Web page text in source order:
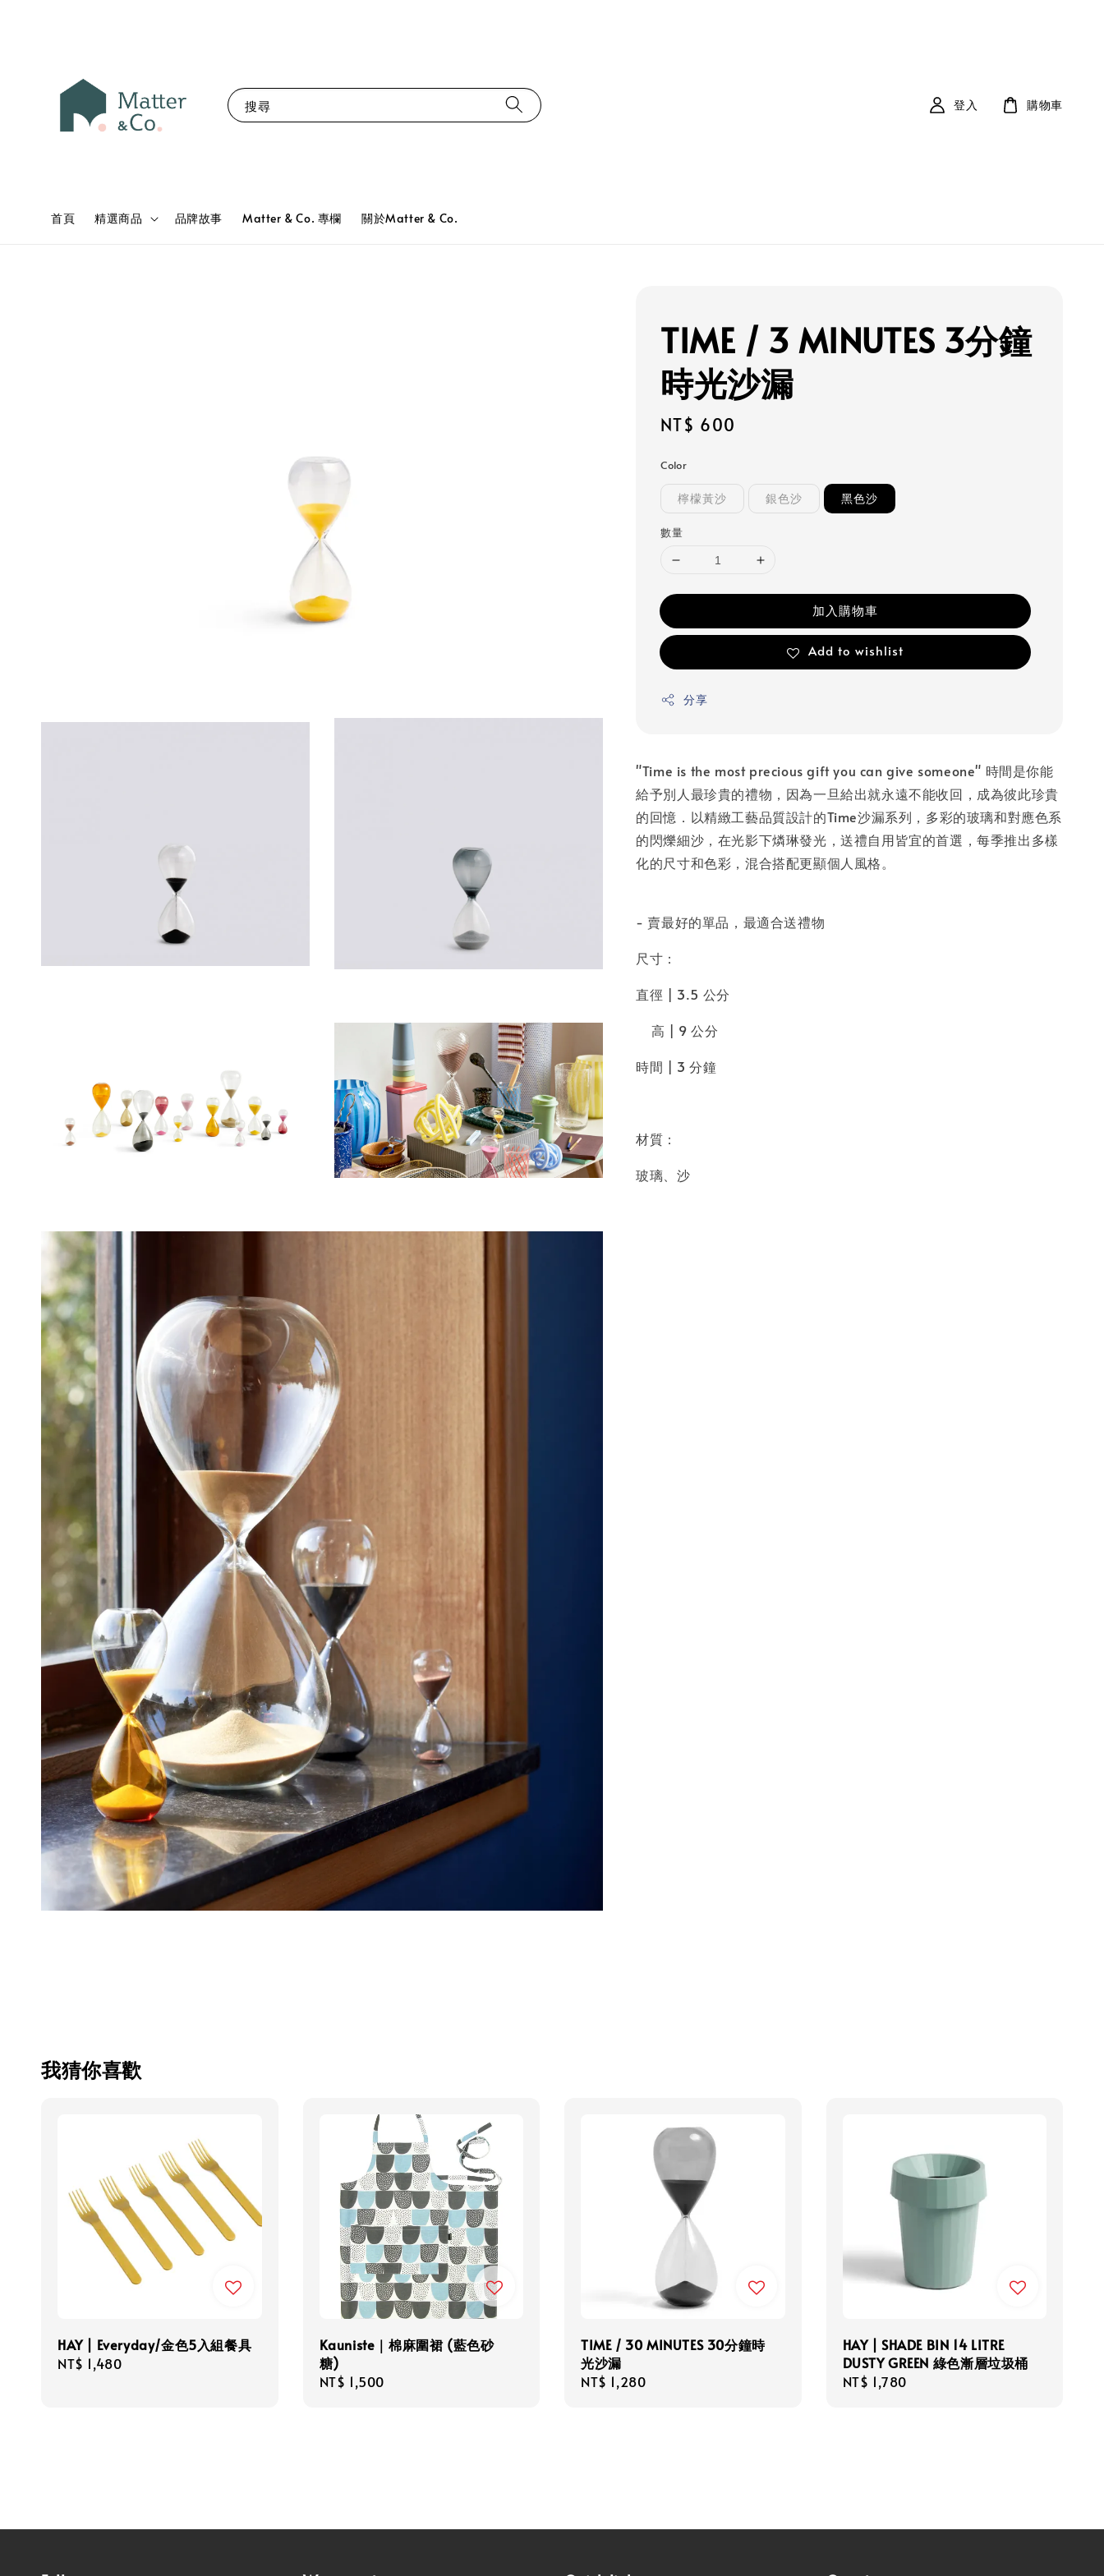
搜尋
首頁 精選商品 品牌故事 Matter & Co. 專欄 關於Matter & Co.
登入 購物車
TIME / 3 MINUTES 3分鐘
時光沙漏
Regular
NT$ 600
Color
檸檬黃沙 銀色沙 黑色沙
數量
加入購物車
Add to wishlist
分享
"Time is the most precious gift you can give someone" 時間是你能
給予別人最珍貴的禮物，因為一旦給出就永遠不能收回，成為彼此珍貴
的回憶．以精緻工藝品質設計的Time沙漏系列，多彩的玻璃和對應色系
的閃爍細沙，在光影下燐琳發光，送禮自用皆宜的首選，每季推出多樣
化的尺寸和色彩，混合搭配更顯個人風格。
- 賣最好的單品，最適合送禮物
尺寸：
直徑 | 3.5 公分
高 | 9 公分
時間 | 3 分鐘
材質：
玻璃、沙
我猜你喜歡
HAY | Everyday/金色5入組餐具
Regular
NT$ 1,480
Kauniste｜棉麻圍裙 (藍色砂
糖)
Regular
NT$ 1,500
TIME / 30 MINUTES 30分鐘時
光沙漏
Regular
NT$ 1,280
HAY | SHADE BIN 14 LITRE
DUSTY GREEN 綠色漸層垃圾桶
Regular
NT$ 1,780